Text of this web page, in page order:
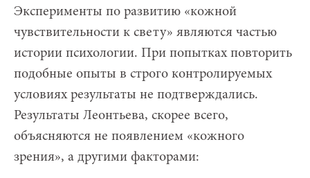
Эксперименты по развитию «кожной
чувствительности к свету» являются частью
истории психологии. При попытках повторить
подобные опыты в строго контролируемых
условиях результаты не подтверждались.
Результаты Леонтьева, скорее всего,
объясняются не появлением «кожного
зрения», а другими факторами: